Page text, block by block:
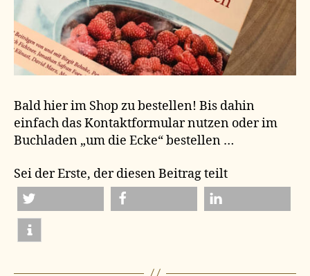
Bald hier im Shop zu bestellen! Bis dahin
einfach das Kontaktformular nutzen oder im
Buchladen „um die Ecke“ bestellen …
Sei der Erste, der diesen Beitrag teilt
twittern